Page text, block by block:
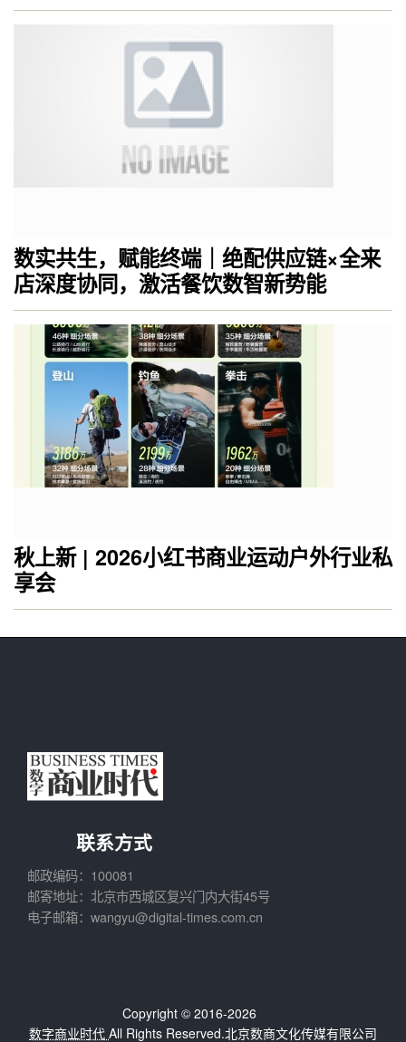
数实共生，赋能终端｜绝配供应链×全来
店深度协同，激活餐饮数智新势能
秋上新 | 2026小红书商业运动户外行业私
享会
联系方式
邮政编码：100081
邮寄地址：北京市西城区复兴门内大街45号
电子邮箱：wangyu@digital-times.com.cn
Copyright © 2016-2026
数字商业时代 All Rights Reserved.北京数商文化传媒有限公司